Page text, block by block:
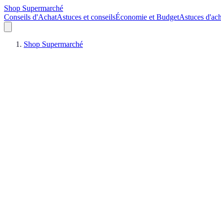
Shop Supermarché
Conseils d'AchatAstuces et conseilsÉconomie et BudgetAstuces
Shop Supermarché